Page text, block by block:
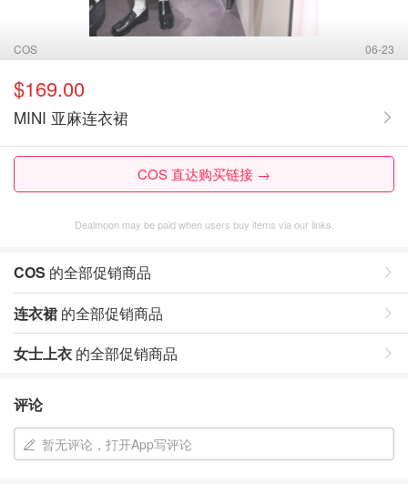
COS 06-23
$169.00
MINI 亚麻连衣裙
COS 直达购买链接 →
Dealmoon may be paid when users buy items via our links.
COS 的全部促销商品
连衣裙 的全部促销商品
女士上衣 的全部促销商品
评论
暂无评论，打开App写评论